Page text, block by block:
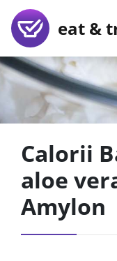
eat &
Calorii
aloe
Amylon